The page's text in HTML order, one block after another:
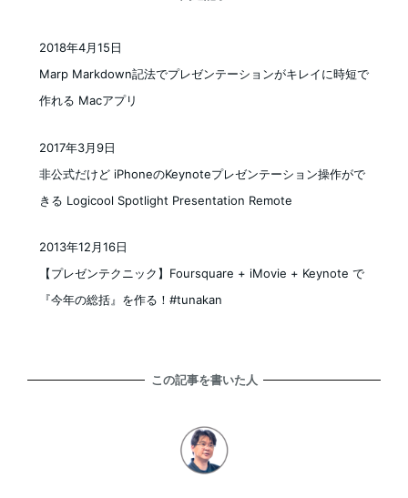
Marp Markdown記法でプレゼンテーションがキレイに時短で
作れる Macアプリ
2018年4月15日
非公式だけど iPhoneのKeynoteプレゼンテーション操作がで
きる Logicool Spotlight Presentation Remote
2017年3月9日
【プレゼンテクニック】Foursquare + iMovie + Keynote で
『今年の総括』を作る！#tunakan
2013年12月16日
この記事を書いた人